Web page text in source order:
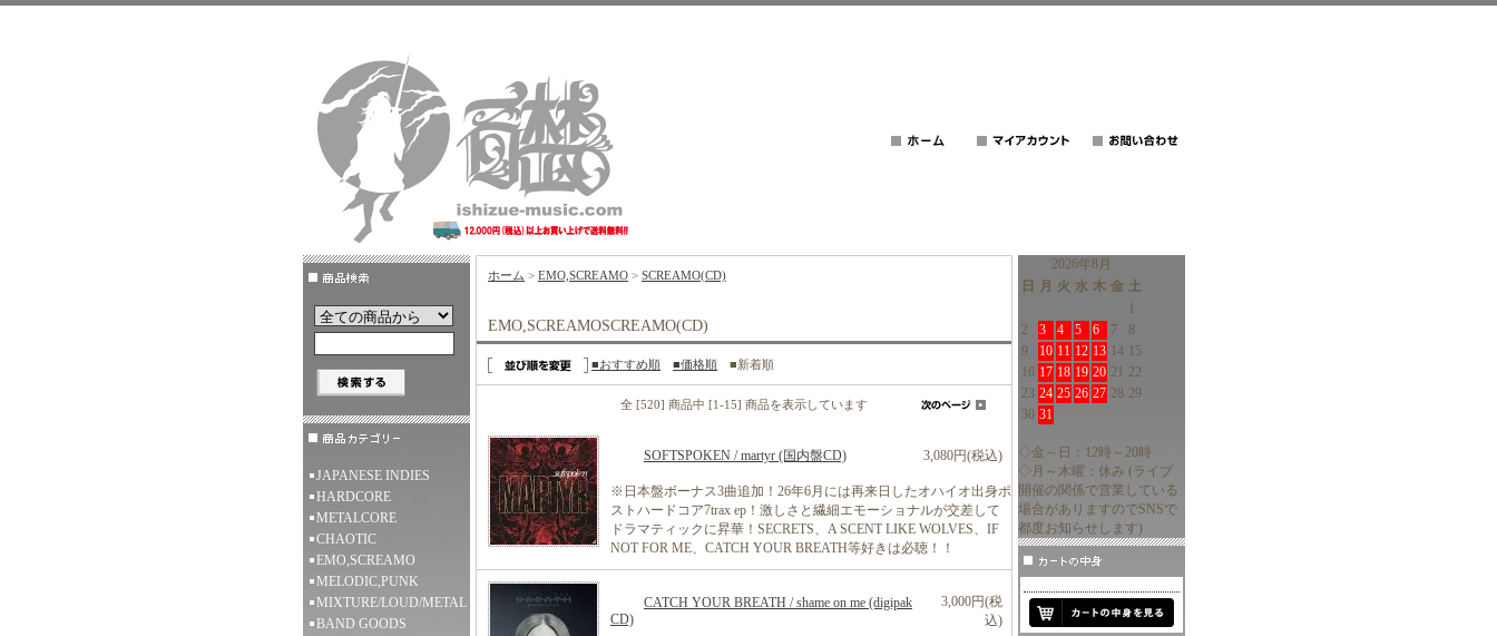
JAPANESE INDIES
HARDCORE
METALCORE
CHAOTIC
EMO,SCREAMO
MELODIC,PUNK
MIXTURE/LOUD/METAL
BAND GOODS
ホーム > EMO,SCREAMO > SCREAMO(CD)
EMO,SCREAMOSCREAMO(CD)
■おすすめ順 ■価格順 ■新着順
全 [520] 商品中 [1-15] 商品を表示しています
SOFTSPOKEN / martyr (国内盤CD) 3,080円(税込)
※日本盤ボーナス3曲追加！26年6月には再来日したオハイオ出身ポ
ストハードコア7trax ep！激しさと繊細エモーショナルが交差して
ドラマティックに昇華！SECRETS、A SCENT LIKE WOLVES、IF
NOT FOR ME、CATCH YOUR BREATH等好きは必聴！！
CATCH YOUR BREATH / shame on me (digipak
CD)
3,000円(税
込)
2026年8月
日
月 火 水 木 金 土
1
2
3 4 5 6 7
8
9
10 11 12 13 14 15
16 17 18 19 20 21 22
23 24 25 26 27 28 29
30 31
◇金～日：12時～20時
◇月～木曜：休み (ライブ
開催の関係で営業している
場合がありますのでSNSで
都度お知らせします)